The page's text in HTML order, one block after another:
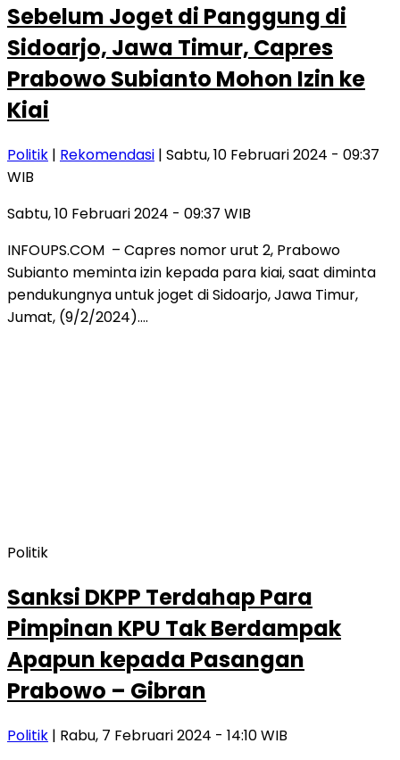
Sebelum Joget di Panggung di
Sidoarjo, Jawa Timur, Capres
Prabowo Subianto Mohon Izin ke
Kiai
Politik | Rekomendasi | Sabtu, 10 Februari 2024 - 09:37
WIB
Sabtu, 10 Februari 2024 - 09:37 WIB
INFOUPS.COM – Capres nomor urut 2, Prabowo
Subianto meminta izin kepada para kiai, saat diminta
pendukungnya untuk joget di Sidoarjo, Jawa Timur,
Jumat, (9/2/2024)….
Politik
Sanksi DKPP Terdahap Para
Pimpinan KPU Tak Berdampak
Apapun kepada Pasangan
Prabowo – Gibran
Politik | Rabu, 7 Februari 2024 - 14:10 WIB